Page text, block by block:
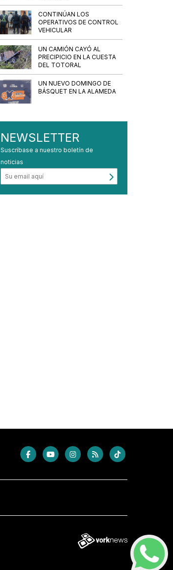
CONTINÚAN LOS
OPERATIVOS DE CONTROL
VEHICULAR
UN CAMIÓN CAYÓ AL
PRECIPICIO EN LA CUESTA
DEL TOTORAL
UN NUEVO DOMINGO DE
BÁSQUET EN LA ALAMEDA
NEWSLETTER
Suscríbase a nuestro boletín de
noticias